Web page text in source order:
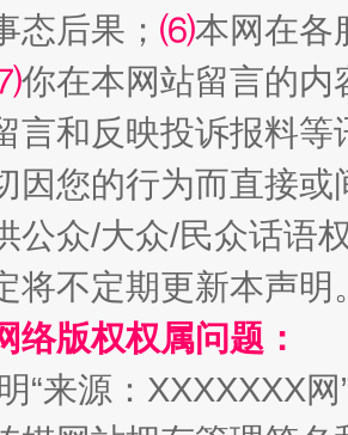
态后果； ⑹本网在各
你在本网站留言的内
言和反映投诉报料
因您的行为而直接
公众/大众/民众话语
将不定期更新本声明
络版权权属问题：
“来源：XXXXXXX